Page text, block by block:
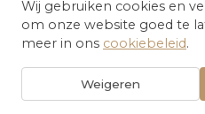
Algemene
© 2026 Essance - Medical
Wij gebruiken cookies en
om onze website goed te
meer in ons cookiebeleid.
Weigeren